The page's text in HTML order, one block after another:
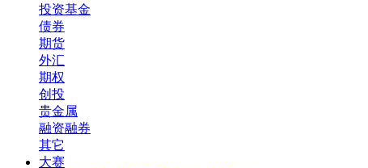
投资基金
债券
期货
外汇
期权
创投
贵金属
融资融券
其它
大赛